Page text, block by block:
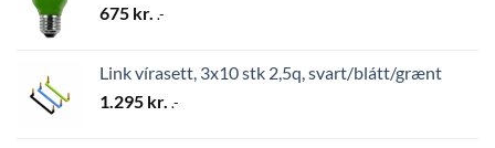
675 kr. .-
Link vírasett, 3x10 stk 2,5q, svart/blátt/grænt
1.295 kr. .-